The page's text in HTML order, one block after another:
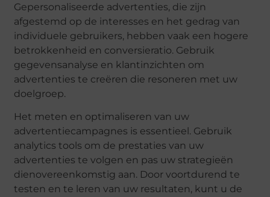
Gepersonaliseerde advertenties, die zijn
afgestemd op de interesses en het gedrag van
individuele gebruikers, hebben vaak een hogere
betrokkenheid en conversieratio. Gebruik
gegevensanalyse en klantinzichten om
advertenties te creëren die resoneren met uw
doelgroep.
Het meten en optimaliseren van uw
advertentiecampagnes is essentieel. Gebruik
analytics tools om de prestaties van uw
advertenties te volgen en pas uw strategieën
dienovereenkomstig aan. Door voortdurend te
testen en te leren van uw resultaten, kunt u de